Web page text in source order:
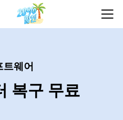
트웨어
복구 무료